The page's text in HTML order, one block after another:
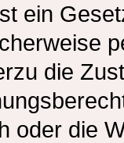
ein
die
oder die